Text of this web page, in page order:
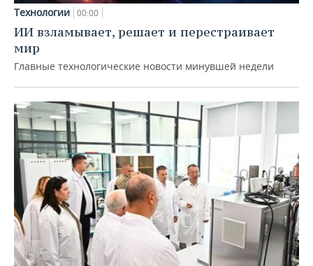
Технологии 00:00
ИИ взламывает, решает и перестраивает
мир
Главные технологические новости минувшей недели